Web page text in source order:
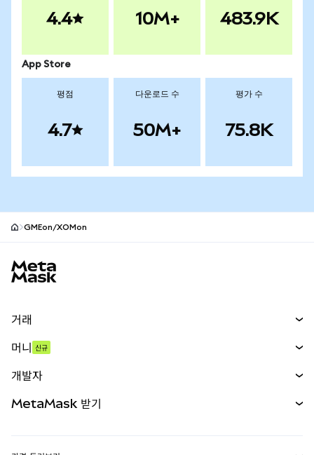
4.4 10M+ 483.9K
App Store
평점
4.7
다운로드 수
50M+
평가 수
75.8K
GMEon/XOMon
거래
무기한 선물
실물자산
머니 신규
개발자
MetaMask 받기